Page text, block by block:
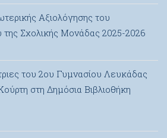
Αξιολόγησης του
της Σχολικής Μονάδας 2025-2026
του 2ου Γυμνασίου Λευκάδας
στη Δημόσια Βιβλιοθήκη